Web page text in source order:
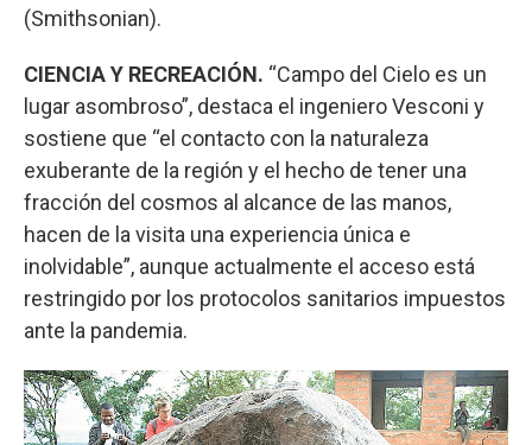
(Smithsonian).
CIENCIA Y RECREACIÓN. “Campo del Cielo es un
lugar asombroso”, destaca el ingeniero Vesconi y
sostiene que “el contacto con la naturaleza
exuberante de la región y el hecho de tener una
fracción del cosmos al alcance de las manos,
hacen de la visita una experiencia única e
inolvidable”, aunque actualmente el acceso está
restringido por los protocolos sanitarios impuestos
ante la pandemia.